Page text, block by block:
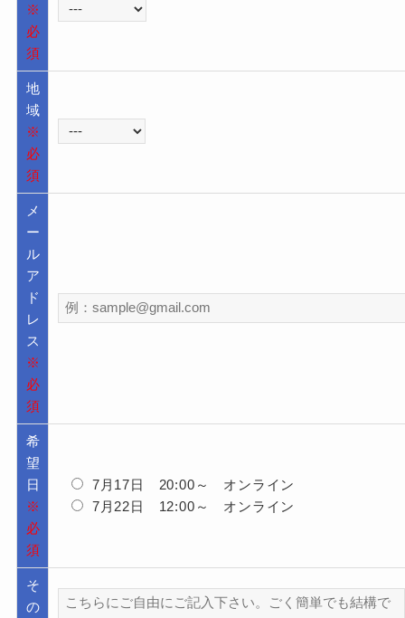
※
必
須
地
域
※
必
須
メ
ー
ル
ア
ド
レ
ス
※
必
須
希
望
日
※
必
須
7月17日 20:00～ オンライン
7月22日 12:00～ オンライン
そ
の